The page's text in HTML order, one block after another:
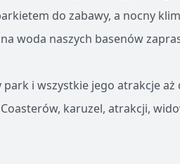
do zabawy, a nocny
woda naszych basenów
park i wszystkie jego atrakcje aż
karuzel, atrakcji,